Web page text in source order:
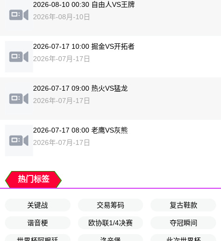
2026-08-10 00:30 自由人VS王牌
2026年-08月-10日
2026-07-17 10:00 掘金VS开拓者
2026年-07月-17日
2026-07-17 09:00 热火VS猛龙
2026年-07月-17日
2026-07-17 08:00 老鹰VS灰熊
2026年-07月-17日
热门标签
关键战 交易筹码 复古鞋款
谐音梗 欧协联1/4决赛 夺冠瞬间